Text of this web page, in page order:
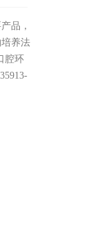
品，
养法
腔环
业参